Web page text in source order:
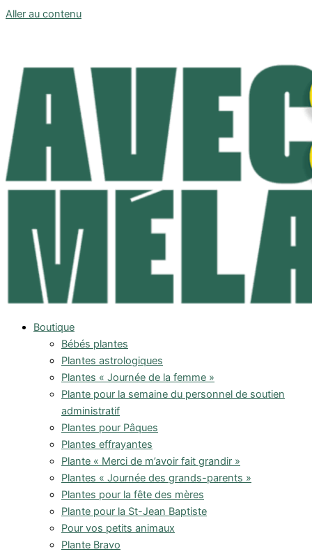
Aller au contenu
Boutique
Bébés plantes
Plantes astrologiques
Plantes « Journée de la femme »
Plante pour la semaine du personnel de soutien
administratif
Plantes pour Pâques
Plantes effrayantes
Plante « Merci de m’avoir fait grandir »
Plantes « Journée des grands-parents »
Plantes pour la fête des mères
Plante pour la St-Jean Baptiste
Pour vos petits animaux
Plante Bravo